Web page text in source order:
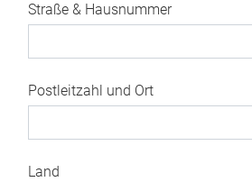
Straße & Hausnummer
Postleitzahl und Ort
Land